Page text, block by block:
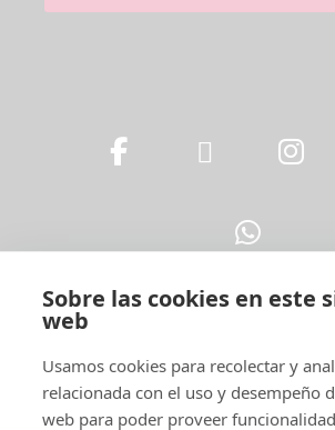
Legal
Sobre las cookies en este
web
Usamos cookies para recolectar y
relacionada con el uso y desempeño
web para poder proveer